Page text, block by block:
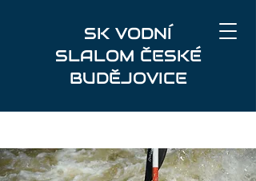
SK VODNÍ
SLALOM ČESKÉ
BUDĚJOVICE